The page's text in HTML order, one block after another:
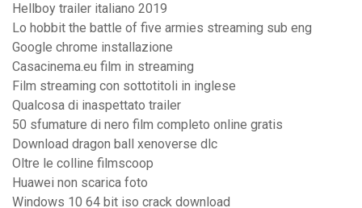
Hellboy trailer italiano 2019
Lo hobbit the battle of five armies streaming sub eng
Google chrome installazione
Casacinema.eu film in streaming
Film streaming con sottotitoli in inglese
Qualcosa di inaspettato trailer
50 sfumature di nero film completo online gratis
Download dragon ball xenoverse dlc
Oltre le colline filmscoop
Huawei non scarica foto
Windows 10 64 bit iso crack download